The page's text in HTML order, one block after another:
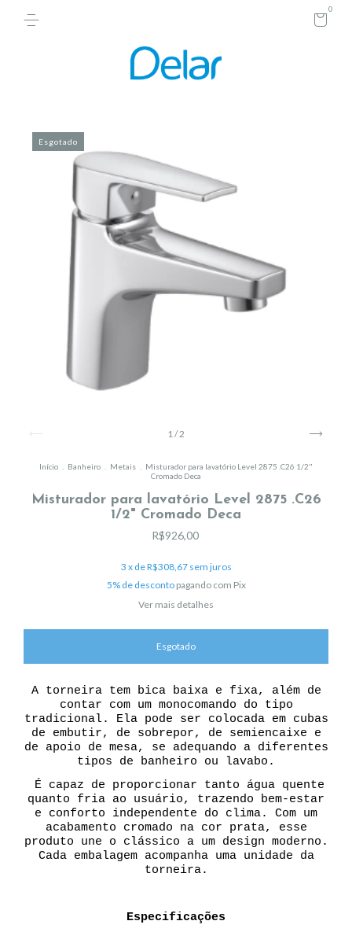
0
Esgotado
1/2
Início Banheiro Metais
Misturador para lavatório Level 2875 .C26 1/2"
Cromado Deca
Misturador para lavatório Level 2875 .C26
1/2" Cromado Deca
R$926,00
3 x deR$308,67 sem juros
5% de descontopagando com Pix
Ver mais detalhes
A torneira tem bica baixa e fixa, além de
contar com um monocomando do tipo
tradicional. Ela pode ser colocada em cubas
de embutir, de sobrepor, de semiencaixe e
de apoio de mesa, se adequando a diferentes
tipos de banheiro ou lavabo.
É capaz de proporcionar tanto água quente
quanto fria ao usuário, trazendo bem-estar
e conforto independente do clima. Com um
acabamento cromado na cor prata, esse
produto une o clássico a um design moderno.
Cada embalagem acompanha uma unidade da
torneira.
Especificações